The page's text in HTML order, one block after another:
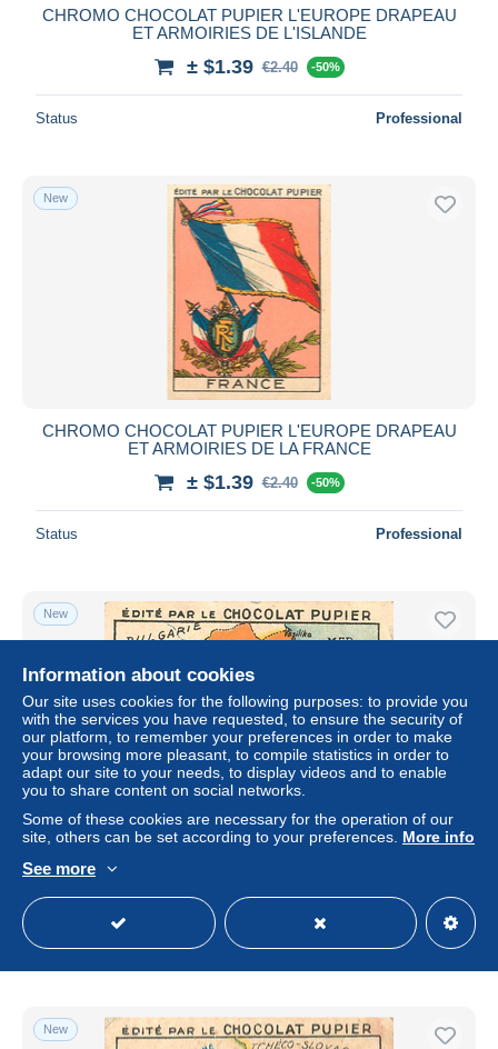
CHROMO CHOCOLAT PUPIER L'EUROPE DRAPEAU
ET ARMOIRIES DE L'ISLANDE
± $1.39 €2.40 -50%
Status Professional
New
CHROMO CHOCOLAT PUPIER L'EUROPE DRAPEAU
ET ARMOIRIES DE LA FRANCE
± $1.39 €2.40 -50%
Status Professional
New
CHROMO CHOCOLAT PUPIER L'EUROPE TURQUIE
D'EUROPE CARTE GEOGRAPHIQUE DU PAYS
± $1.39 €2.40 -50%
Status Professional
New
Information about cookies
Our site uses cookies for the following purposes: to provide you
with the services you have requested, to ensure the security of
our platform, to remember your preferences in order to make
your browsing more pleasant, to compile statistics in order to
adapt our site to your needs, to display videos and to enable
you to share content on social networks.
Some of these cookies are necessary for the operation of our
site, others can be set according to your preferences. More info
See more